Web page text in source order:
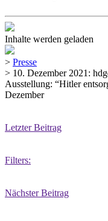
Inhalte werden geladen
> Presse
> 10. Dezember 2021:
Ausstellung: “Hitler
Dezember
Letzter Beitrag
Filters:
Nächster Beitrag